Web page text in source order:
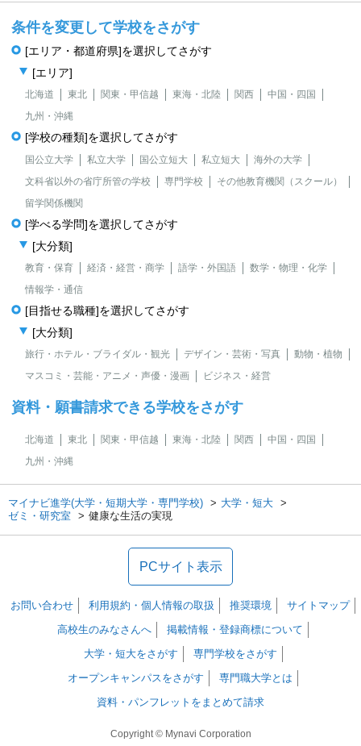
条件を変更して学校をさがす
[エリア・都道府県]を選択してさがす
[エリア]
北海道 東北 関東・甲信越 東海・北陸 関西
中国・四国
九州・沖縄
[学校の種類]を選択してさがす
国公立大学 私立大学 国公立短大 私立短大
海外の大学
文科省以外の省庁所管の学校
専門学校
その他教育機関（スクール）
留学関係機関
[学べる学問]を選択してさがす
[大分類]
教育・保育 経済・経営・商学 語学・外国語
数学・物理・化学
情報学・通信
[目指せる職種]を選択してさがす
[大分類]
旅行・ホテル・ブライダル・観光 デザイン・芸術・写真
動物・植物
マスコミ・芸能・アニメ・声優・漫画
ビジネス・経営
資料・願書請求できる学校をさがす
北海道 東北 関東・甲信越 東海・北陸 関西
中国・四国
九州・沖縄
マイナビ進学(大学・短期大学・専門学校)
大学・短大
ゼミ・研究室
健康な生活の実現
PCサイト表示
お問い合わせ 利用規約・個人情報の取扱 推奨環境
サイトマップ
高校生のみなさんへ
掲載情報・登録商標について
大学・短大をさがす
専門学校をさがす
オープンキャンパスをさがす
専門職大学とは
資料・パンフレットをまとめて請求
Copyright © Mynavi Corporation